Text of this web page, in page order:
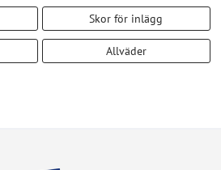
Skor för inlägg
Allväder